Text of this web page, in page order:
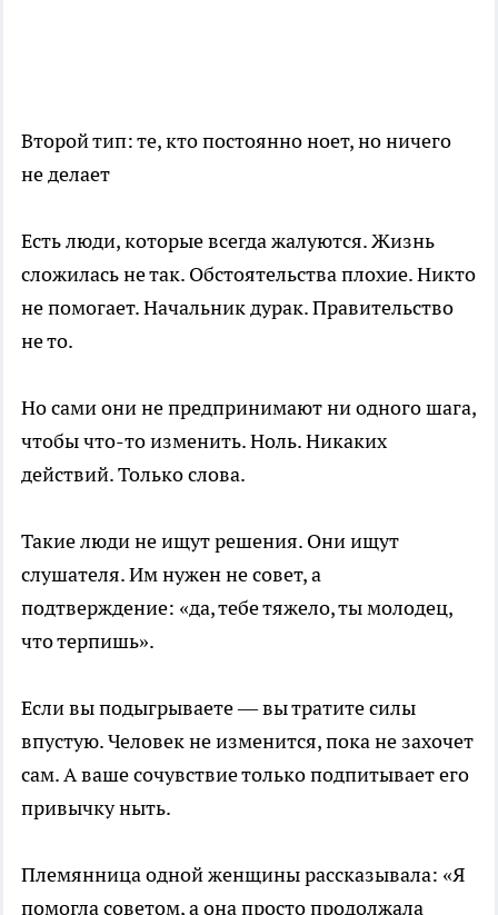
Второй тип: те, кто постоянно ноет, но ничего
не делает
Есть люди, которые всегда жалуются. Жизнь
сложилась не так. Обстоятельства плохие. Никто
не помогает. Начальник дурак. Правительство
не то.
Но сами они не предпринимают ни одного шага,
чтобы что-то изменить. Ноль. Никаких
действий. Только слова.
Такие люди не ищут решения. Они ищут
слушателя. Им нужен не совет, а
подтверждение: «да, тебе тяжело, ты молодец,
что терпишь».
Если вы подыгрываете — вы тратите силы
впустую. Человек не изменится, пока не захочет
сам. А ваше сочувствие только подпитывает его
привычку ныть.
Племянница одной женщины рассказывала: «Я
помогла советом, а она просто продолжала